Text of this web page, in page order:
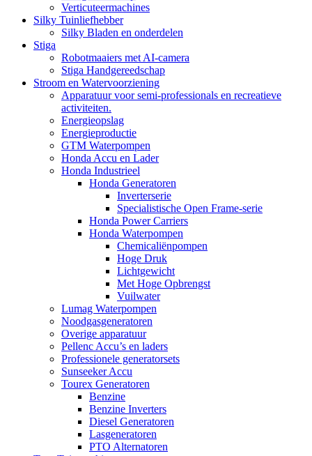
Verticuteermachines
Silky Tuinliefhebber
Silky Bladen en onderdelen
Stiga
Robotmaaiers met AI-camera
Stiga Handgereedschap
Stroom en Watervoorziening
Apparatuur voor semi-professionals en recreatieve
activiteiten.
Energieopslag
Energieproductie
GTM Waterpompen
Honda Accu en Lader
Honda Industrieel
Honda Generatoren
Inverterserie
Specialistische Open Frame-serie
Honda Power Carriers
Honda Waterpompen
Chemicaliënpompen
Hoge Druk
Lichtgewicht
Met Hoge Opbrengst
Vuilwater
Lumag Waterpompen
Noodgasgeneratoren
Overige apparatuur
Pellenc Accu’s en laders
Professionele generatorsets
Sunseeker Accu
Tourex Generatoren
Benzine
Benzine Inverters
Diesel Generatoren
Lasgeneratoren
PTO Alternatoren